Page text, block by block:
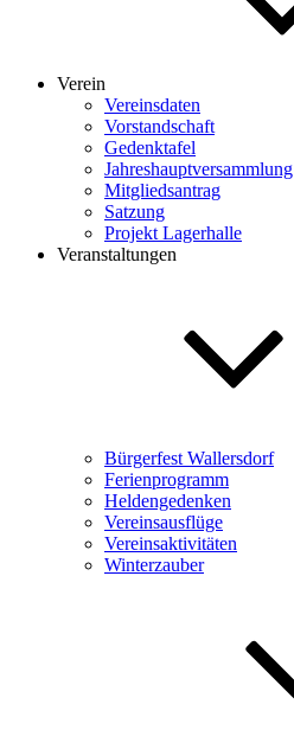
Verein
Vereinsdaten
Vorstandschaft
Gedenktafel
Jahreshauptversammlung
Mitgliedsantrag
Satzung
Projekt Lagerhalle
Veranstaltungen
Bürgerfest Wallersdorf
Ferienprogramm
Heldengedenken
Vereinsausflüge
Vereinsaktivitäten
Winterzauber